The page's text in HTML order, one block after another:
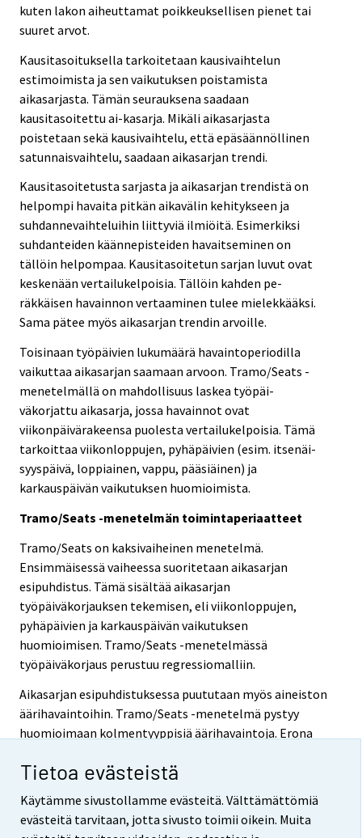
Tietoa evästeistä
Käytämme sivustollamme evästeitä. Välttämättömiä
evästeitä tarvitaan, jotta sivusto toimii oikein. Muita
kuten lakon aiheuttamat poikkeuksellisen pienet tai
suuret arvot.
Kausitasoituksella tarkoitetaan kausivaihtelun
estimoimista ja sen vaikutuksen poistamista
aikasarjasta. Tämän seurauksena saadaan
kausitasoitettu ai-kasarja. Mikäli aikasarjasta
poistetaan sekä kausivaihtelu, että epäsäännöllinen
satunnaisvaihtelu, saadaan aikasarjan trendi.
Kausitasoitetusta sarjasta ja aikasarjan trendistä on
helpompi havaita pitkän aikavälin kehitykseen ja
suhdannevaihteluihin liittyviä ilmiöitä. Esimerkiksi
suhdanteiden käännepisteiden havaitseminen on
tällöin helpompaa. Kausitasoitetun sarjan luvut ovat
keskenään vertailukelpoisia. Tällöin kahden pe-
räkkäisen havainnon vertaaminen tulee mielekkääksi.
Sama pätee myös aikasarjan trendin arvoille.
Toisinaan työpäivien lukumäärä havaintoperiodilla
vaikuttaa aikasarjan saamaan arvoon. Tramo/Seats -
menetelmällä on mahdollisuus laskea työpäi-
väkorjattu aikasarja, jossa havainnot ovat
viikonpäivärakeensa puolesta vertailukelpoisia. Tämä
tarkoittaa viikonloppujen, pyhäpäivien (esim. itsenäi-
syyspäivä, loppiainen, vappu, pääsiäinen) ja
karkauspäivän vaikutuksen huomioimista.
Tramo/Seats -menetelmän toimintaperiaatteet
Tramo/Seats on kaksivaiheinen menetelmä.
Ensimmäisessä vaiheessa suoritetaan aikasarjan
esipuhdistus. Tämä sisältää aikasarjan
työpäiväkorjauksen tekemisen, eli viikonloppujen,
pyhäpäivien ja karkauspäivän vaikutuksen
huomioimisen. Tramo/Seats -menetelmässä
työpäiväkorjaus perustuu regressiomalliin.
Aikasarjan esipuhdistuksessa puututaan myös aineiston
äärihavaintoihin. Tramo/Seats -menetelmä pystyy
huomioimaan kolmentyyppisiä äärihavaintoja. Erona
edeltävälle tasolle. Yksittäisen poikkeavan havainnon
äärihavainnon jälkeen heti takaisin lähtötasolleen.
Vaimenevan muutoksen tapauksessa (transitory